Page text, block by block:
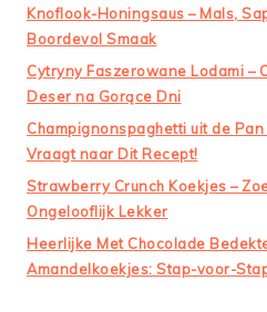
Knoflook-Honingsaus – Mals,
Boordevol Smaak
Cytryny Faszerowane Lodami –
Deser na Gorące Dni
Champignonspaghetti uit de
Vraagt naar Dit Recept!
Strawberry Crunch Koekjes –
Ongelooflijk Lekker
Heerlijke Met Chocolade
Amandelkoekjes: Stap-voor-